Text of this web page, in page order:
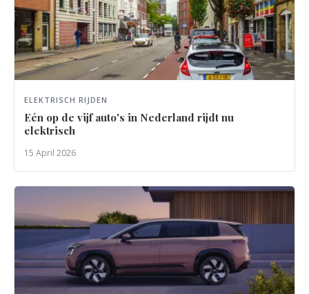
ELEKTRISCH RIJDEN
Eén op de vijf auto's in Nederland rijdt nu
elektrisch
15 April 2026